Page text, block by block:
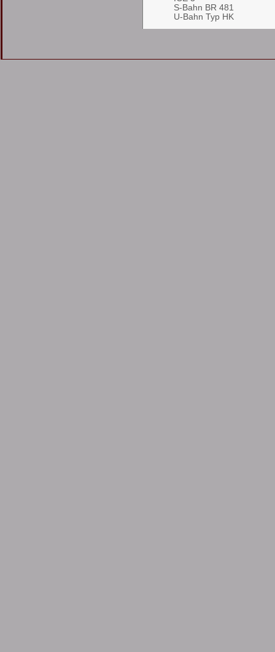
S-Bahn BR 481
U-Bahn Typ HK